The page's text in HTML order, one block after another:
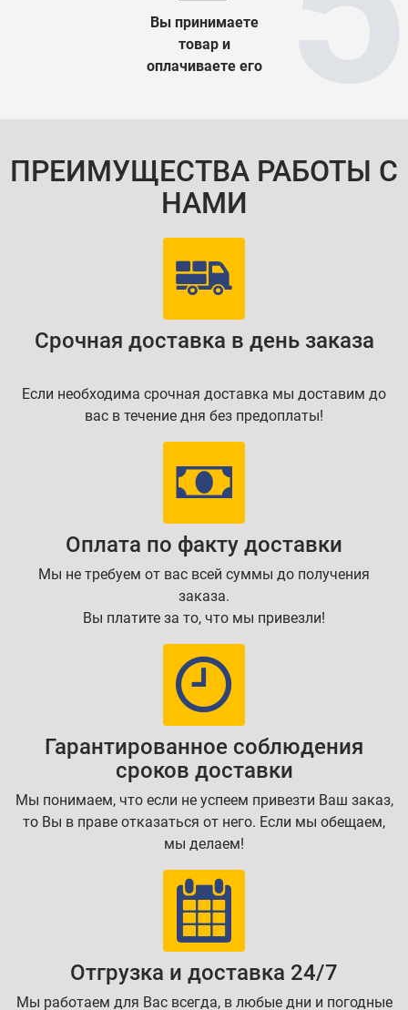
Вы принимаете
товар и
оплачиваете его
ПРЕИМУЩЕСТВА РАБОТЫ С
НАМИ
Срочная доставка в день заказа
Если необходима срочная доставка мы доставим до
вас в течение дня без предоплаты!
Оплата по факту доставки
Мы не требуем от вас всей суммы до получения
заказа.
Вы платите за то, что мы привезли!
Гарантированное соблюдения
сроков доставки
Мы понимаем, что если не успеем привезти Ваш заказ,
то Вы в праве отказаться от него. Если мы обещаем,
мы делаем!
Отгрузка и доставка 24/7
Мы работаем для Вас всегда, в любые дни и погодные